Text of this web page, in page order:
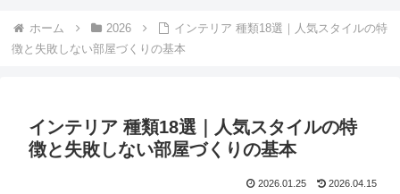
ホーム 2026
インテリア 種類18選｜人気スタイルの特
徴と失敗しない部屋づくりの基本
インテリア 種類18選｜人気スタイルの特
徴と失敗しない部屋づくりの基本
2026.01.25 2026.04.15